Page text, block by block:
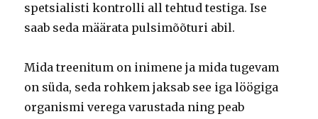
spetsialisti kontrolli all tehtud testiga. Ise
saab seda määrata pulsimõõturi abil.
Mida treenitum on inimene ja mida tugevam
on süda, seda rohkem jaksab see iga löögiga
organismi verega varustada ning peab